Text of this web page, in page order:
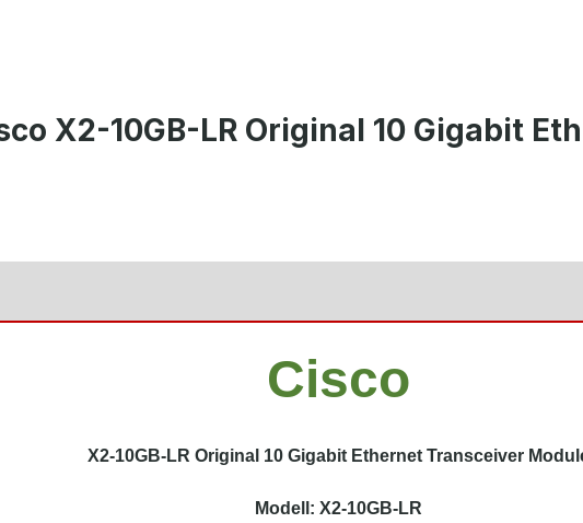
X2-10GB-LR Original 10 Gigabit
Cisco
X2-10GB-LR Original 10 Gigabit Ethernet Transceiver
Modell: X2-10GB-LR